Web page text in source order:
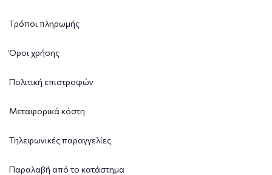
Τρόποι πληρωμής
Όροι χρήσης
Πολιτική επιστροφών
Μεταφορικά κόστη
Τηλεφωνικές παραγγελίες
Παραλαβή από το κατάστημα